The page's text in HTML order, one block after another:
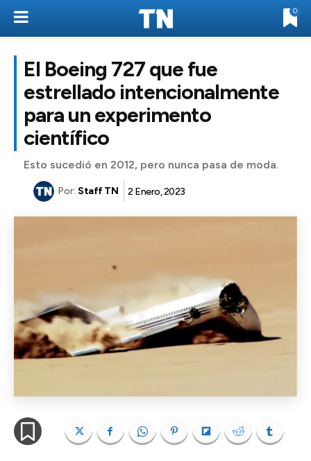
0
El Boeing 727 que fue
estrellado intencionalmente
para un experimento
científico
Esto sucedió en 2012, pero nunca pasa de moda.
Por: Staff TN 2 Enero, 2023